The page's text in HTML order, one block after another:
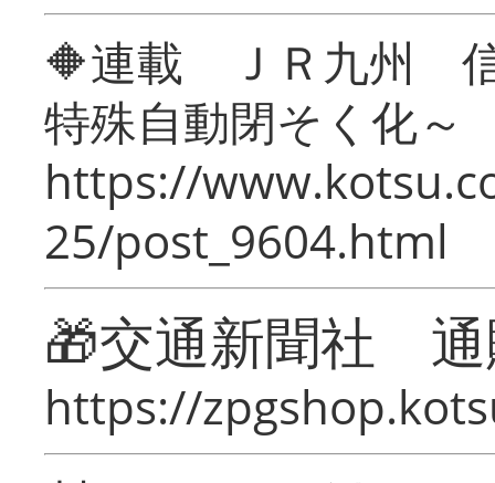
🔶連載 ＪＲ九州 信
特殊自動閉そく化～
https://
25/post_9604.html
🎁交通新聞社
https://